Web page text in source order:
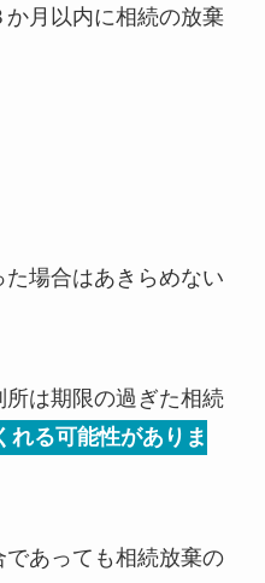
か月以内に相続の放棄
場合はあきらめない
所は期限の過ぎた相続
れる可能性がありま
あっても相続放棄の